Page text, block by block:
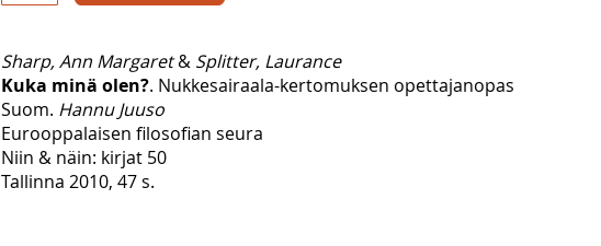
Sharp, Ann Margaret& Splitter, Laurance
Kuka minä olen?. Nukkesairaala-kertomuksen opettajanopas
Suom. Hannu Juuso
Eurooppalaisen filosofian seura
Niin & näin: kirjat 50
Tallinna 2010, 47 s.